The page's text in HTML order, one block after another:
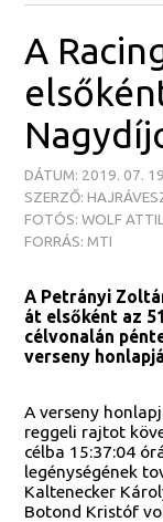
A
DÁTUM: 2019. 07.
SZERZŐ:
FOTÓS: WOLF
FORRÁS: MTI
A Petrányi
át elsőként az
célvonalán
verseny
A verseny
reggeli rajtot
célba 15:37:04
legénységének
Kaltenecker
Botond Kristóf